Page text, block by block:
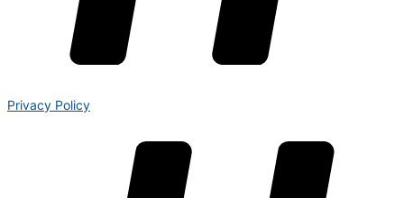
Privacy Policy